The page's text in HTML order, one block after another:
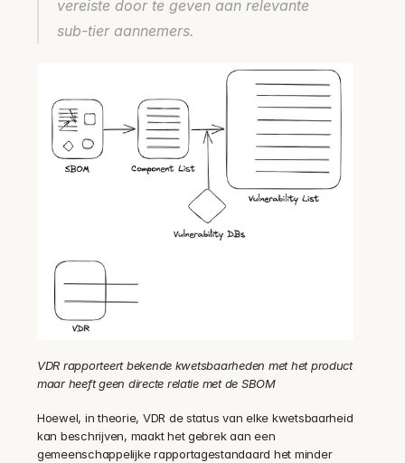
vereiste door te geven aan relevante
sub-tier aannemers.
VDR rapporteert bekende kwetsbaarheden met het product
maar heeft geen directe relatie met de SBOM
Hoewel, in theorie, VDR de status van elke kwetsbaarheid
kan beschrijven, maakt het gebrek aan een
gemeenschappelijke rapportagestandaard het minder